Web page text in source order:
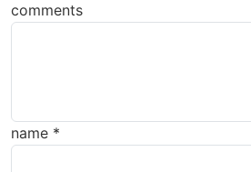
comments
name *